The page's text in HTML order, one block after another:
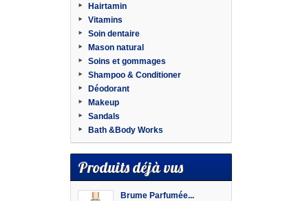
Hairtamin
Vitamins
Soin dentaire
Mason natural
Soins et gommages
Shampoo & Conditioner
Déodorant
Makeup
Sandals
Bath &Body Works
Produits déjà vus
Brume Parfumée...